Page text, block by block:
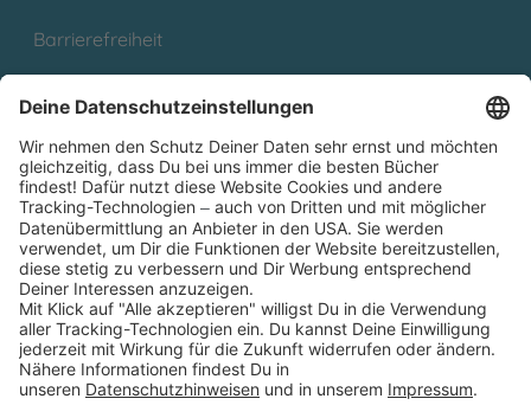
Barrierefreiheit
Partnerprogramm (Affiliate)
Folge uns auf
* Versandkostenfrei ab 9,00 € Bestellwert innerhalb
Deutschlands
** Lieferzeit 1-3 Werktage innerhalb Deutschlands